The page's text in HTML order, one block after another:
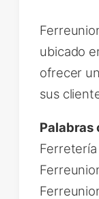
ubicado
ofrecer
sus
Palabras